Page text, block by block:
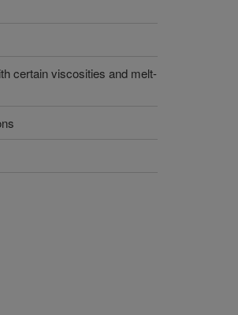
certain viscosities and melt-